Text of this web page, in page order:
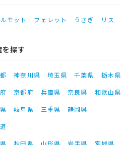
モット フェレット うさぎ リス
探す
神奈川県 埼玉県 千葉県 栃木県
京都府 兵庫県 奈良県 和歌山県
岐阜県 三重県
静岡県
秋田県 山形県 岩手県 宮城県